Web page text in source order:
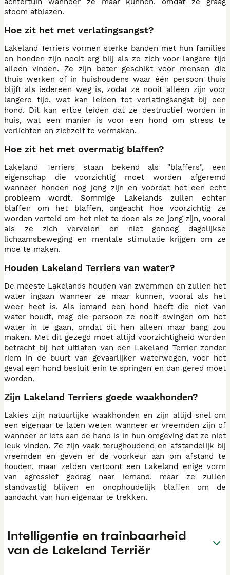
stoom afblazen.
Hoe zit het met verlatingsangst?
Lakeland Terriers vormen sterke banden met hun families
en honden zijn nooit erg blij als ze zich voor langere tijd
alleen vinden. Ze zijn beter geschikt voor mensen die
thuis werken of in huishoudens waar één persoon thuis
blijft als iedereen weg is, zodat ze nooit alleen zijn voor
langere tijd, wat kan leiden tot verlatingsangst bij een
hond. Dit kan ertoe leiden dat ze destructief worden in
huis, wat een manier is voor een hond om stress te
verlichten en zichzelf te vermaken.
Hoe zit het met overmatig blaffen?
Lakeland Terriers staan bekend als "blaffers", een
eigenschap die voorzichtig moet worden afgeremd
wanneer honden nog jong zijn en voordat het een echt
probleem wordt. Sommige Lakelands zullen echter
blaffen om het blaffen, ongeacht hoe voorzichtig ze
worden verteld om het niet te doen als ze jong zijn, vooral
als ze zich vervelen en niet genoeg dagelijkse
lichaamsbeweging en mentale stimulatie krijgen om ze
moe te maken.
Houden Lakeland Terriers van water?
De meeste Lakelands houden van zwemmen en zullen het
water ingaan wanneer ze maar kunnen, vooral als het
weer heet is. Als iemand een hond heeft die niet van
water houdt, mag die persoon ze nooit dwingen om het
water in te gaan, omdat dit hen alleen maar bang zou
maken. Met dit gezegd moet altijd voorzichtigheid worden
betracht bij het uitlaten van een Lakeland Terrier zonder
riem in de buurt van gevaarlijker waterwegen, voor het
geval een hond besluit erin te springen en dan gered moet
worden.
Zijn Lakeland Terriers goede waakhonden?
Lakies zijn natuurlijke waakhonden en zijn altijd snel om
een eigenaar te laten weten wanneer er vreemden zijn of
wanneer er iets aan de hand is in hun omgeving dat ze niet
leuk vinden. Ze zijn vaak terughoudend en afstandelijk bij
vreemden en geven er de voorkeur aan om afstand te
houden, maar zelden vertoont een Lakeland enige vorm
van agressief gedrag naar iemand, maar ze zullen
standvastig blijven en onophoudelijk blaffen om de
aandacht van hun eigenaar te trekken.
Intelligentie en trainbaarheid
van de Lakeland Terriër